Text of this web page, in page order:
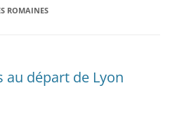
ROMAINES
au départ de Lyon